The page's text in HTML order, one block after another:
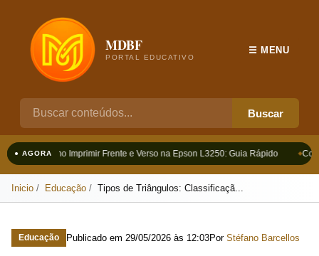
MDBF
PORTAL EDUCATIVO
Buscar
☰ MENU
● AGORAComo Imprimir Frente e Verso na Epson L3250: Guia Rápido
Inicio Educação Tipos de Triângulos: Classificaçã...
Educação Publicado em 29/05/2026 às 12:03Por Stéfano Barcellos